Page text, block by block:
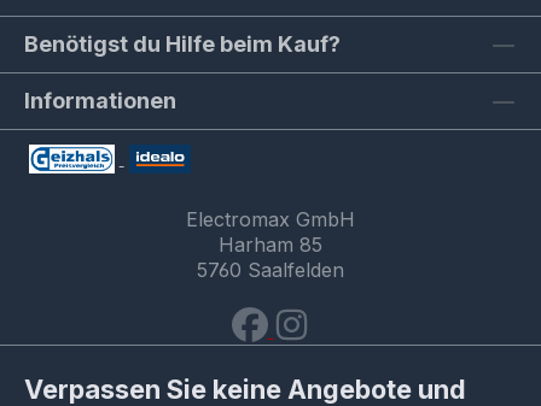
Benötigst du Hilfe beim Kauf?
Informationen
Electromax GmbH
Harham 85
5760 Saalfelden
Verpassen Sie keine Angebote und